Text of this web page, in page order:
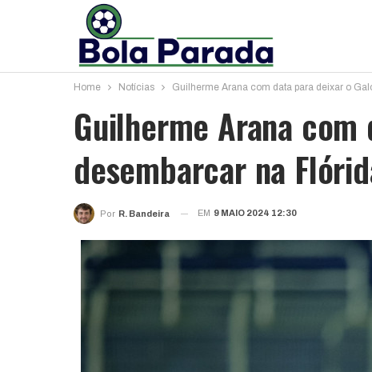
Home Notícias Guilherme Arana com data para deixar o
Guilherme Arana
desembarcar na
Por R. Bandeira EM 9 MAIO 2024 12:30